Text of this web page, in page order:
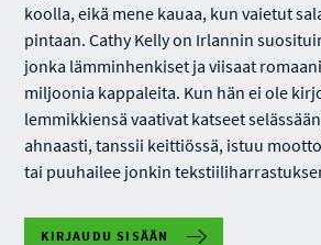
koolla, eikä mene kauaa, kun vaietut
pintaan. Cathy Kelly on Irlannin
jonka lämminhenkiset ja viisaat
miljoonia kappaleita. Kun hän ei ole
lemmikkiensä vaativat katseet
ahnaasti, tanssii keittiössä, istuu
tai puuhailee jonkin
KIRJAUDU SISÄÄN